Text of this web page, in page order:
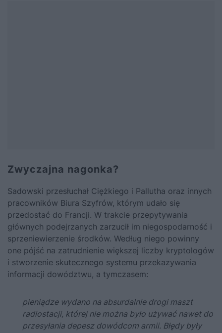
Zwyczajna nagonka?
Sadowski przesłuchał Ciężkiego i Pallutha oraz innych
pracowników Biura Szyfrów, którym udało się
przedostać do Francji. W trakcie przepytywania
głównych podejrzanych zarzucił im niegospodarność i
sprzeniewierzenie środków. Według niego powinny
one pójść na zatrudnienie większej liczby kryptologów
i stworzenie skutecznego systemu przekazywania
informacji dowództwu, a tymczasem:
pieniądze wydano na absurdalnie drogi maszt
radiostacji, której nie można było używać nawet do
przesyłania depesz dowódcom armii. Błędy były